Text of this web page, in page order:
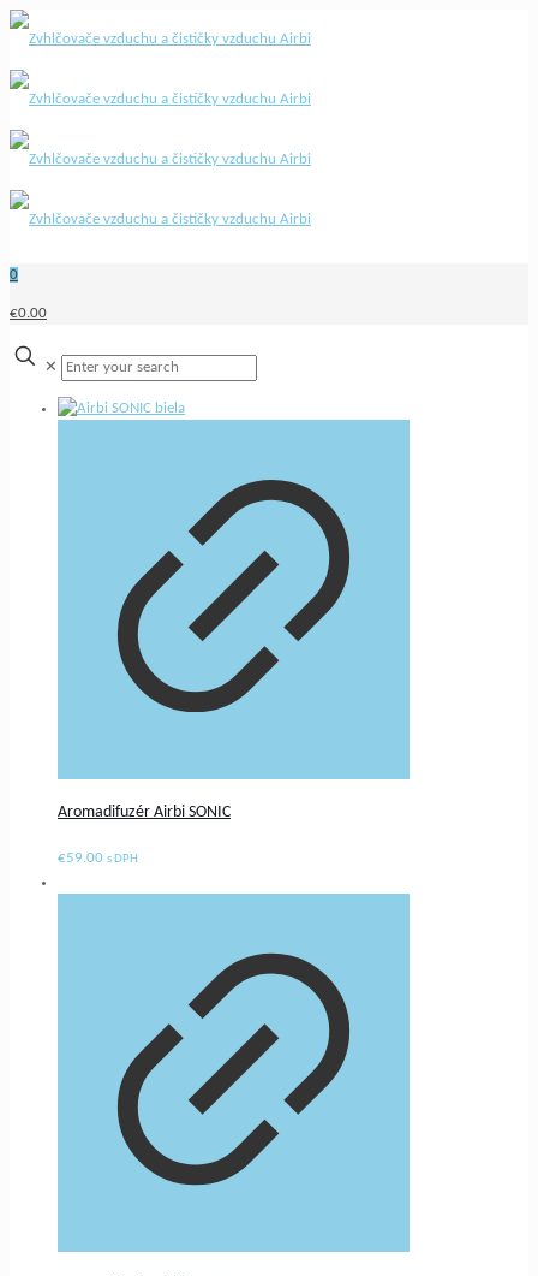
0
€0.00
✕
Aromadifuzér Airbi SONIC
€59.00 s DPH